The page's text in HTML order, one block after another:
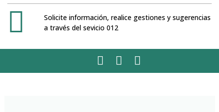
Solicite información, realice gestiones y sugerencias
a través del sevicio 012
FacebookTwitterInstagram